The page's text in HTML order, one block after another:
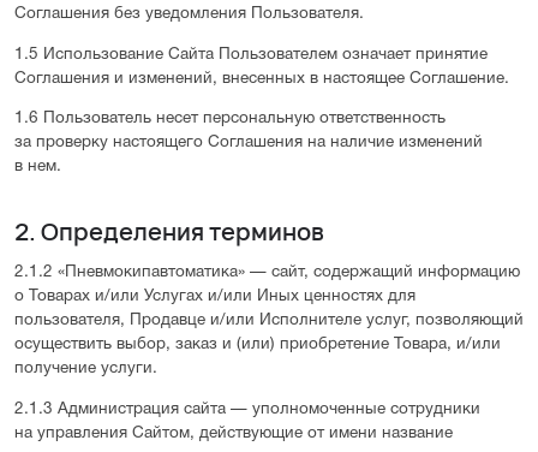
Соглашения без уведомления Пользователя.
1.5 Использование Сайта Пользователем означает принятие
Соглашения и изменений, внесенных в настоящее Соглашение.
1.6 Пользователь несет персональную ответственность
за проверку настоящего Соглашения на наличие изменений
в нем.
2. Определения терминов
2.1.2 «Пневмокипавтоматика» — сайт, содержащий информацию
о Товарах и/или Услугах и/или Иных ценностях для
пользователя, Продавце и/или Исполнителе услуг, позволяющий
осуществить выбор, заказ и (или) приобретение Товара, и/или
получение услуги.
2.1.3 Администрация сайта — уполномоченные сотрудники
на управления Сайтом, действующие от имени название